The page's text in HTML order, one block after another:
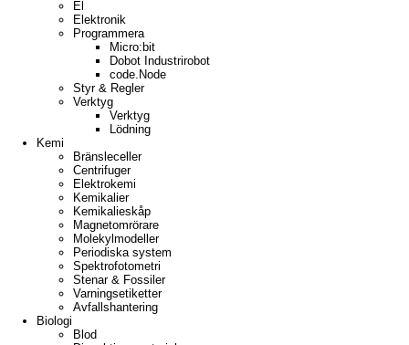
El
Elektronik
Programmera
Micro:bit
Dobot Industrirobot
code.Node
Styr & Regler
Verktyg
Verktyg
Lödning
Kemi
Bränsleceller
Centrifuger
Elektrokemi
Kemikalier
Kemikalieskåp
Magnetomrörare
Molekylmodeller
Periodiska system
Spektrofotometri
Stenar & Fossiler
Varningsetiketter
Avfallshantering
Biologi
Blod